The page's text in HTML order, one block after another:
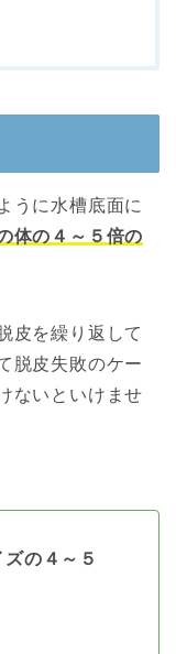
うに水槽底面に
体の４～５倍の
皮を繰り返して
脱皮失敗のケー
ないといけませ
の４～５